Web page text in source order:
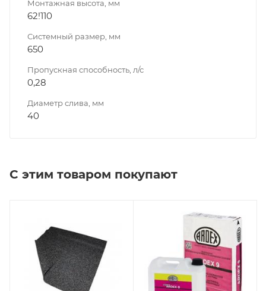
Монтажная высота, мм
62!110
Системный размер, мм
650
Пропускная способность, л/с
0,28
Диаметр слива, мм
40
С этим товаром покупают